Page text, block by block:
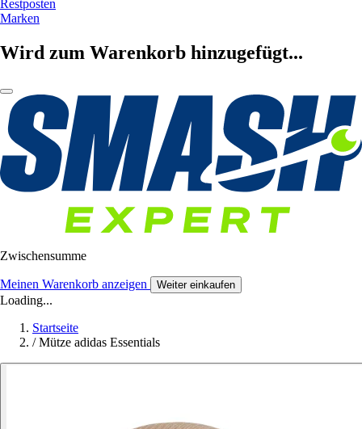
Restposten
Marken
Wird zum Warenkorb hinzugefügt...
Zwischensumme
Meinen Warenkorb anzeigen Weiter einkaufen
Loading...
Startseite
/ Mütze adidas Essentials